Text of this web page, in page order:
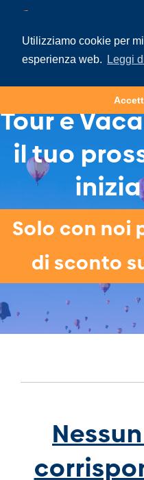
Utilizziamo cookie per
esperienza web.
Leggi
Tour e
il tuo
Solo con noi
di sconto